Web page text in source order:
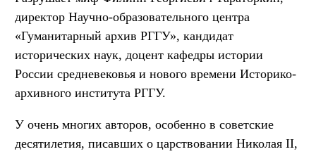
директор Научно-образовательного центра
«Гуманитарный архив РГГУ», кандидат
исторических наук, доцент кафедры истории
России средневековья и нового времени Историко-
архивного института РГГУ.
У очень многих авторов, особенно в советские
десятилетия, писавших о царствовании Николая II,